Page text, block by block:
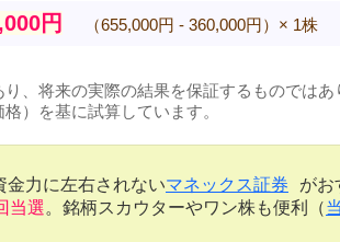
円 （655,000円 - 360,000円）× 1株
、将来の実際の結果を保証するものではあ
）を基に試算しています。
金力に左右されないマネックス証券 がお
当選。銘柄スカウターやワン株も便利（